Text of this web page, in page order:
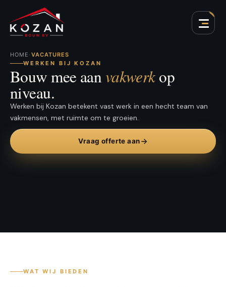
HOME · VACATURES
WERKEN BIJ KOZAN
Bouw mee aanvakwerkop
niveau.
Werken bij Kozan betekent vast werk in een hecht team van
vakmensen, met ruimte om te groeien.
Vraag offerte aan
WAT WIJ BIEDEN